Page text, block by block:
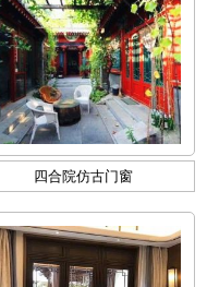
四合院仿古门窗